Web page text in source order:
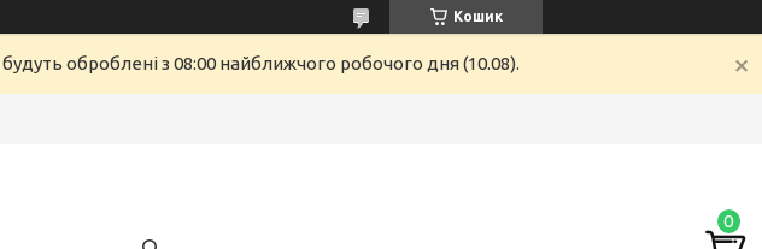
Кошик
оброблені з 08:00 найближчого робочого дня (10.08).